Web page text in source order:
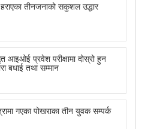
हराएका तीनजनाको सकुशल उद्धार
आइओई प्रवेश परीक्षामा दोस्रो हुन
बधाई तथा सम्मान
गएका पोखराका तीन युवक सम्पर्क